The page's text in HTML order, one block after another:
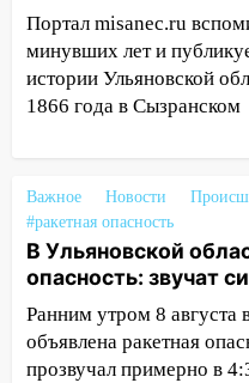
13:30 В
полицейские
пассажира»
13:20 В
13:01
В
выбросил из
гранату: его
12:34 На
надвигается
и шквал до 27 м/с
Портал misanec.ru
минувших лет и
истории Ульяновской
1866 года в Сызранском
Важное Новости
#ракетная опасность
В Ульяновской
опасность: звучат
Ранним утром 8 августа
объявлена ракетная
прозвучал примерно в